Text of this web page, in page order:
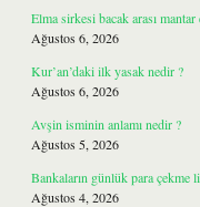
Elma sirkesi bacak arası
Ağustos 6, 2026
Kur’an’daki ilk yasak nedir ?
Ağustos 6, 2026
Avşin isminin anlamı nedir ?
Ağustos 5, 2026
Bankaların günlük para çekme
Ağustos 4, 2026